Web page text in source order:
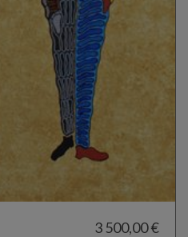
3 500,00 €